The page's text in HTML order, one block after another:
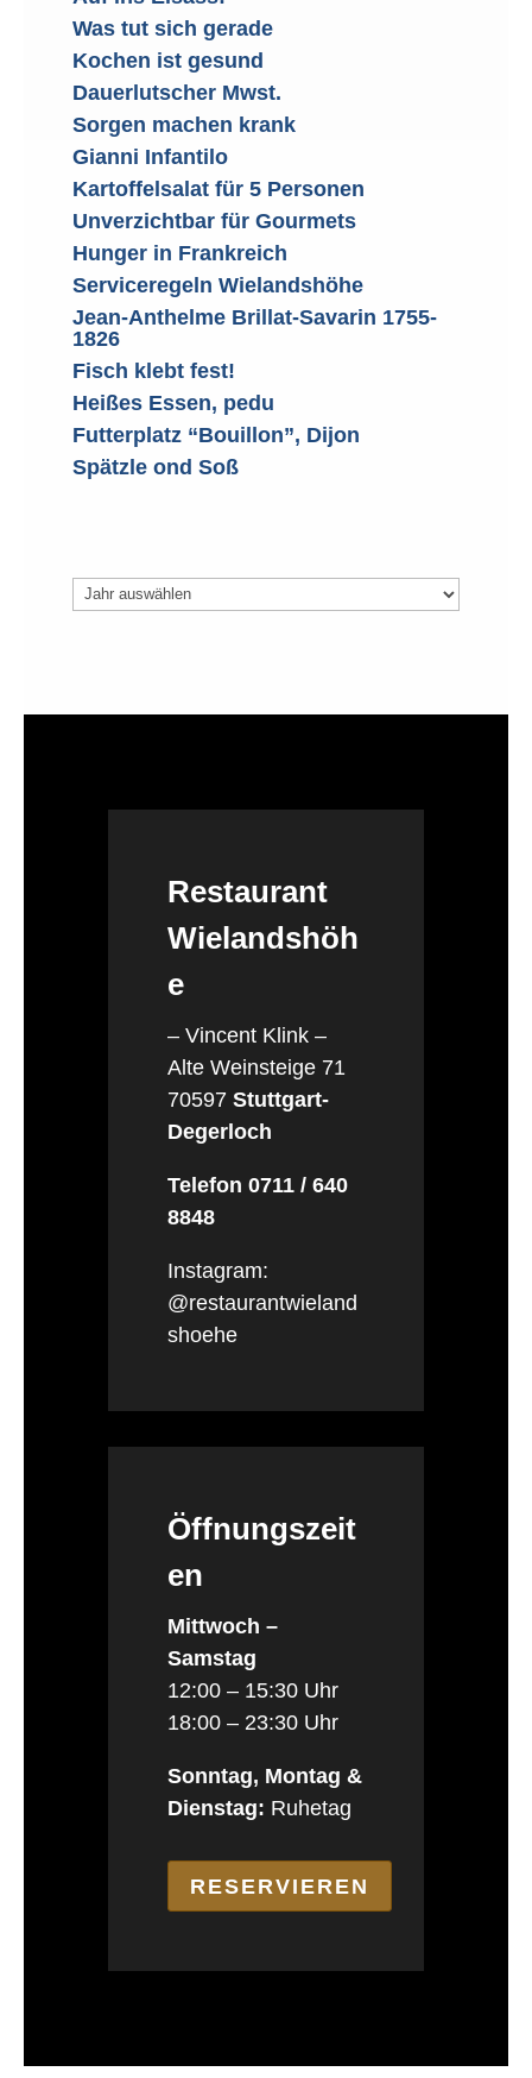
Was tut sich gerade
Kochen ist gesund
Dauerlutscher Mwst.
Sorgen machen krank
Gianni Infantilo
Kartoffelsalat für 5 Personen
Unverzichtbar für Gourmets
Hunger in Frankreich
Serviceregeln Wielandshöhe
Jean-Anthelme Brillat-Savarin 1755-
1826
Fisch klebt fest!
Heißes Essen, pedu
Futterplatz “Bouillon”, Dijon
Spätzle ond Soß
Archiv
Restaurant
Wielandshöh
e
– Vincent Klink –
Alte Weinsteige 71
70597 Stuttgart-
Degerloch
Telefon 0711 / 640
8848
Instagram:
@restaurantwieland
shoehe
Öffnungszeit
en
Mittwoch –
Samstag
12:00 – 15:30 Uhr
18:00 – 23:30 Uhr
Sonntag, Montag &
Dienstag: Ruhetag
RESERVIEREN